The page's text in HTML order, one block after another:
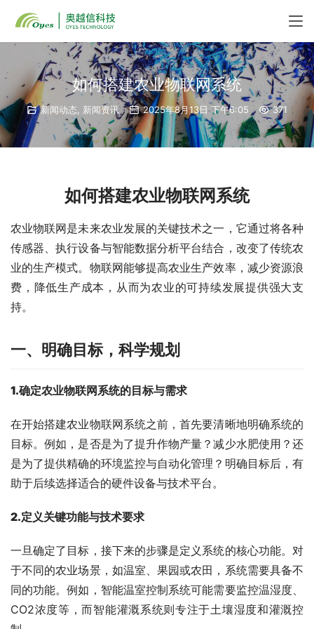
如何搭建农业物联网系统
新闻动态 新闻资讯 2025年8月13日 下午6:05 371
如何搭建农业物联网系统
农业物联网是未来农业发展的关键技术之一，它通过将各种
传感器、执行设备与智能数据分析平台结合，改变了传统农
业的生产模式。物联网能够提高农业生产效率，减少资源浪
费，降低生产成本，从而为农业的可持续发展提供强大支
持。
一、 明确目标，科学规划
1.确定农业物联网系统的目标与需求
在开始搭建农业物联网系统之前，首先要清晰地明确系统的
目标。例如，是否是为了提升作物产量？减少水肥使用？还
是为了提供精确的环境监控与自动化管理？明确目标后，有
助于后续选择适合的硬件设备与技术平台。
2.定义关键功能与技术要求
一旦确定了目标，接下来的步骤是定义系统的核心功能。对
于不同的农业场景，如温室、果园或农田，系统需要具备不
同的功能。例如，智能温室控制系统可能需要监控温湿度、
CO2浓度等，而智能灌溉系统则专注于土壤湿度和灌溉控